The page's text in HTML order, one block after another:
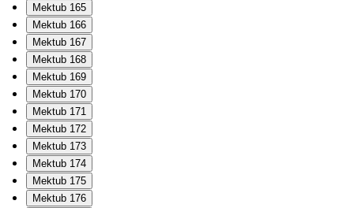
Mektub 165
Mektub 166
Mektub 167
Mektub 168
Mektub 169
Mektub 170
Mektub 171
Mektub 172
Mektub 173
Mektub 174
Mektub 175
Mektub 176